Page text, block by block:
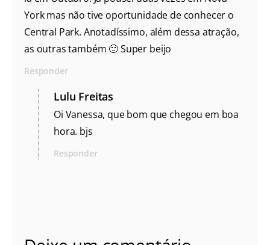
York mas não tive oportunidade de conhecer o
Central Park. Anotadíssimo, além dessa atração,
as outras também 🙂 Super beijo
Responder
Lulu Freitas
Oi Vanessa, que bom que chegou em boa
hora. bjs
Responder